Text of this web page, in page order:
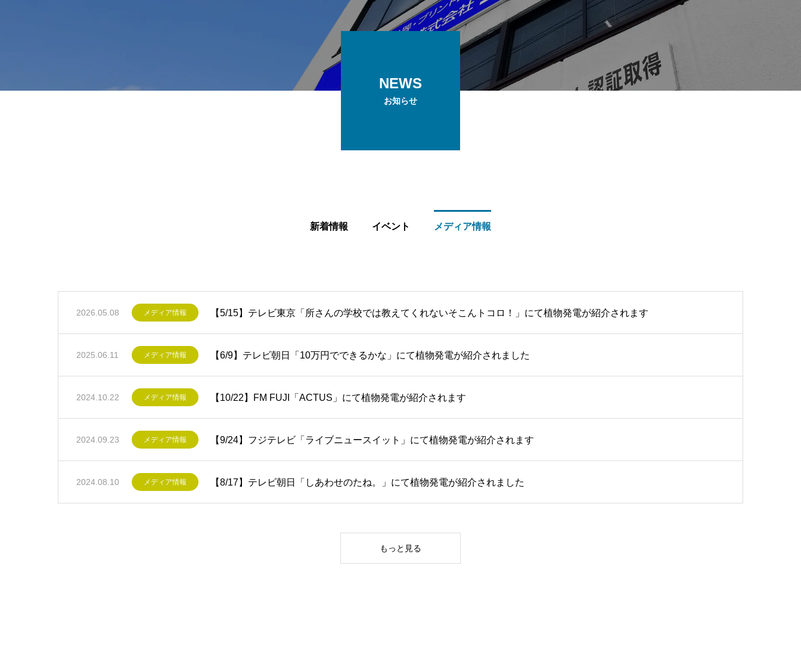
NEWS
お知らせ
新着情報 イベント メディア情報
2026.05.08 メディア情報 【5/15】テレビ東京「所さんの学校では教えてくれないそこんトコロ！」にて植物発電が紹介されます
2025.06.11 メディア情報 【6/9】テレビ朝日「10万円でできるかな」にて植物発電が紹介されました
2024.10.22 メディア情報 【10/22】FM FUJI「ACTUS」にて植物発電が紹介されます
2024.09.23 メディア情報 【9/24】フジテレビ「ライブニュースイット」にて植物発電が紹介されます
2024.08.10 メディア情報 【8/17】テレビ朝日「しあわせのたね。」にて植物発電が紹介されました
もっと見る